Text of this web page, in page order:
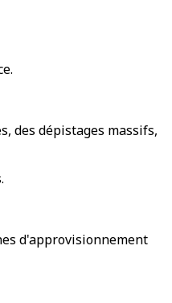
des dépistages massifs,
d'approvisionnement